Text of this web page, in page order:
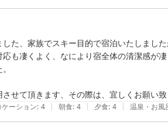
た、家族でスキー目的で宿泊いたしまし
も凄くよく、なにより宿全体の清潔感が
せて頂きます、その際は、宜しくお願い致
ケーション: 4 | 朝食: 4 | 夕食: 4 | 温泉・お風